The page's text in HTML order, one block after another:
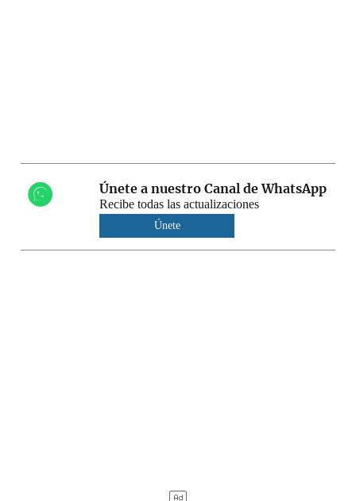
Únete a nuestro Canal de WhatsApp
Recibe todas las actualizaciones
Únete